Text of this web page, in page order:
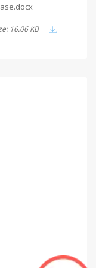
16.06 KB